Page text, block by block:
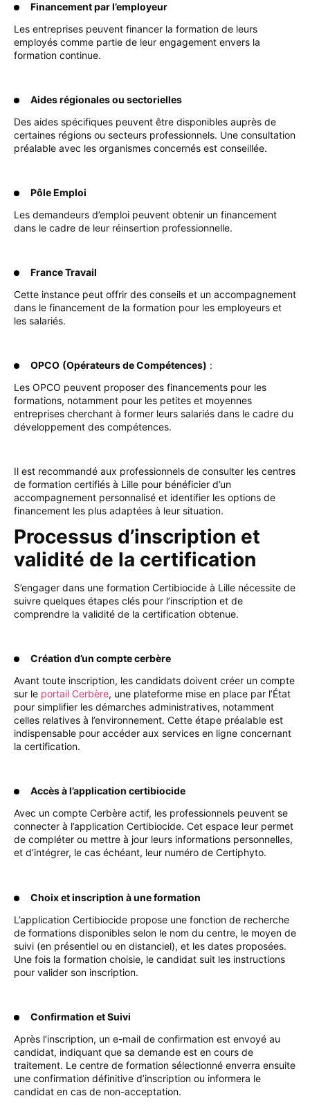
Financement par l’employeur
Les entreprises peuvent financer la formation de leurs
employés comme partie de leur engagement envers la
formation continue.
Aides régionales ou sectorielles
Des aides spécifiques peuvent être disponibles auprès de
certaines régions ou secteurs professionnels. Une consultation
préalable avec les organismes concernés est conseillée.
Pôle Emploi
Les demandeurs d’emploi peuvent obtenir un financement
dans le cadre de leur réinsertion professionnelle.
France Travail
Cette instance peut offrir des conseils et un accompagnement
dans le financement de la formation pour les employeurs et
les salariés.
OPCO (Opérateurs de Compétences) :
Les OPCO peuvent proposer des financements pour les
formations, notamment pour les petites et moyennes
entreprises cherchant à former leurs salariés dans le cadre du
développement des compétences.
Il est recommandé aux professionnels de consulter les centres
de formation certifiés à Lille pour bénéficier d’un
accompagnement personnalisé et identifier les options de
financement les plus adaptées à leur situation.
Processus d’inscription et
validité de la certification
S’engager dans une formation Certibiocide à Lille nécessite de
suivre quelques étapes clés pour l’inscription et de
comprendre la validité de la certification obtenue.
Création d’un compte cerbère
Avant toute inscription, les candidats doivent créer un compte
sur le portail Cerbère, une plateforme mise en place par l’État
pour simplifier les démarches administratives, notamment
celles relatives à l’environnement. Cette étape préalable est
indispensable pour accéder aux services en ligne concernant
la certification.
Accès à l’application certibiocide
Avec un compte Cerbère actif, les professionnels peuvent se
connecter à l’application Certibiocide. Cet espace leur permet
de compléter ou mettre à jour leurs informations personnelles,
et d’intégrer, le cas échéant, leur numéro de Certiphyto.
Choix et inscription à une formation
L’application Certibiocide propose une fonction de recherche
de formations disponibles selon le nom du centre, le moyen de
suivi (en présentiel ou en distanciel), et les dates proposées.
Une fois la formation choisie, le candidat suit les instructions
pour valider son inscription.
Confirmation et Suivi
Après l’inscription, un e-mail de confirmation est envoyé au
candidat, indiquant que sa demande est en cours de
traitement. Le centre de formation sélectionné enverra ensuite
une confirmation définitive d’inscription ou informera le
candidat en cas de non-acceptation.